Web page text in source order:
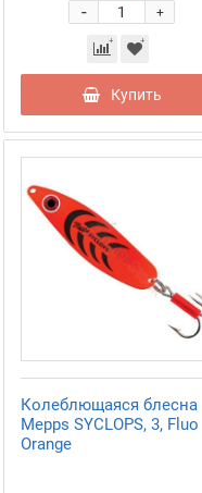
+
-
Купить
Колеблющаяся блесна
Mepps SYCLOPS, 3, Fluo
Orange